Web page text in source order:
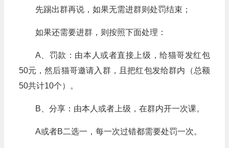
先踢出群再说，如果无需进群则处罚结束；
如果还需要进群，则按照下面处理：
A、罚款：由本人或者直接上级，给猫哥发红包
50元，然后猫哥邀请入群，且把红包发给群内（总额
50共计10个）。
B、分享：由本人或者上级，在群内开一次课。
A或者B二选一，每一次过错都需要处罚一次。